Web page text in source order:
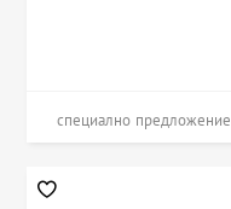
специално предложение